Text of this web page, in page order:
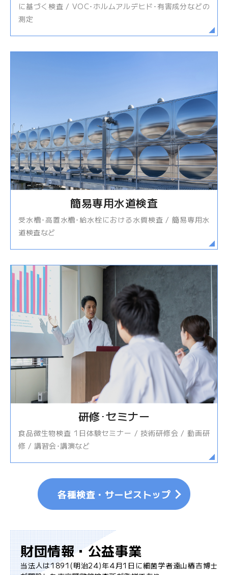
に基づく検査 / VOC･ホルムアルデヒド･有害成分などの
測定
簡易専用水道検査
受水槽･高置水槽･給水栓における水質検査 / 簡易専用水
道検査など
研修･セミナー
食品微生物検査 1日体験セミナー / 技術研修会 / 動画研
修 / 講習会･講演など
各種検査・サービストップ
財団情報・公益事業
当法人は1891(明治24)年4月1日に細菌学者遠山椿吉博士